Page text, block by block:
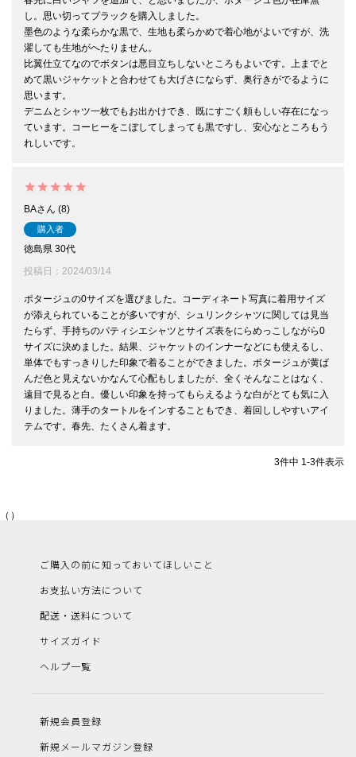
し。思い切ってブラックを購入しました。
墨色のような柔らかな黒で、生地も柔らかめで着心地がよいですが、洗
濯しても生地がへたりません。
比翼仕立てなのでボタンは悪目立ちしないところもよいです。上までと
めて黒いジャケットと合わせても大げさにならず、奥行きがでるように
思います。
デニムとシャツ一枚でもお出かけでき、既にすごく頼もしい存在になっ
ています。コーヒーをこぼしてしまっても黒ですし、安心なところもう
れしいです。
BA 8
購入者
徳島県 30代
投稿日
2024/03/14
ポタージュの0サイズを選びました。コーディネート写真に着用サイズ
が添えられていることが多いですが、シュリンクシャツに関しては見当
たらず、手持ちのパティシエシャツとサイズ表をにらめっこしながら0
サイズに決めました。結果、ジャケットのインナーなどにも使えるし、
単体でもすっきりした印象で着ることができました。ポタージュが黄ば
んだ色と見えないかなんて心配もしましたが、全くそんなことはなく、
遠目で見ると白。優しい印象を持ってもらえるような白がとても気に入
りました。薄手のタートルをインすることもでき、着回ししやすいアイ
テムです。春先、たくさん着ます。
3件中 1-3件表示
（）
ご購入の前に知っておいてほしいこと
お支払い方法について
配送・送料について
サイズガイド
ヘルプ一覧
新規会員登録
新規メールマガジン登録